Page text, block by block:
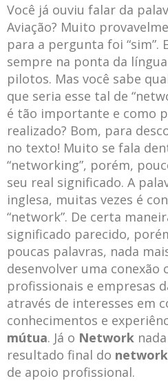
Você já ouviu falar da
Aviação? Muito
para a pergunta foi “sim”.
sempre na ponta da
pilotos. Mas você sabe
que seria esse tal de
é tão importante e como
realizado? Bom, para
no texto! Muito se fala
“networking”, porém,
seu real significado. A
inglesa, muitas vezes é
“network”. De certa
significado parecido,
poucas palavras, nada
desenvolver uma conexão
profissionais e empresas
através de interesses em
conhecimentos e
mútua. Já o Network
resultado final do
de apoio profissional.